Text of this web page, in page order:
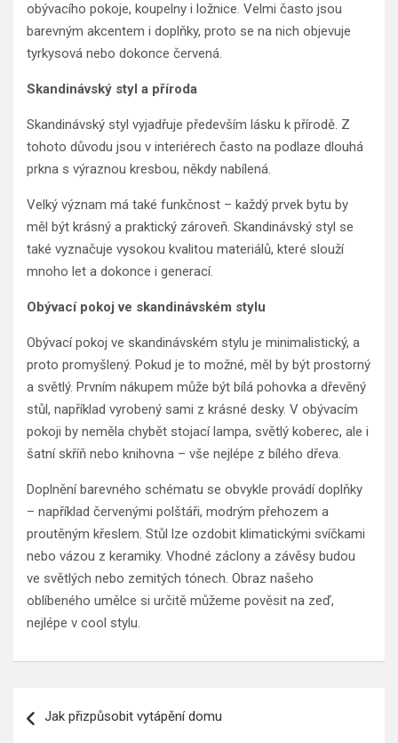
obývacího pokoje, koupelny i ložnice. Velmi často jsou
barevným akcentem i doplňky, proto se na nich objevuje
tyrkysová nebo dokonce červená.
Skandinávský styl a příroda
Skandinávský styl vyjadřuje především lásku k přírodě. Z
tohoto důvodu jsou v interiérech často na podlaze dlouhá
prkna s výraznou kresbou, někdy nabílená.
Velký význam má také funkčnost – každý prvek bytu by
měl být krásný a praktický zároveň. Skandinávský styl se
také vyznačuje vysokou kvalitou materiálů, které slouží
mnoho let a dokonce i generací.
Obývací pokoj ve skandinávském stylu
Obývací pokoj ve skandinávském stylu je minimalistický, a
proto promyšlený. Pokud je to možné, měl by být prostorný
a světlý. Prvním nákupem může být bílá pohovka a dřevěný
stůl, například vyrobený sami z krásné desky. V obývacím
pokoji by neměla chybět stojací lampa, světlý koberec, ale i
šatní skříň nebo knihovna – vše nejlépe z bílého dřeva.
Doplnění barevného schématu se obvykle provádí doplňky
– například červenými polštáři, modrým přehozem a
proutěným křeslem. Stůl lze ozdobit klimatickými svíčkami
nebo vázou z keramiky. Vhodné záclony a závěsy budou
ve světlých nebo zemitých tónech. Obraz našeho
oblíbeného umělce si určitě můžeme pověsit na zeď,
nejlépe v cool stylu.
proJak přizpůsobit vytápění domu